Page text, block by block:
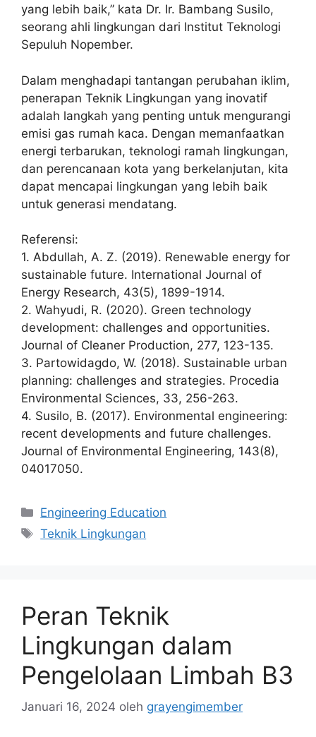
yang lebih baik,” kata Dr. Ir. Bambang Susilo,
seorang ahli lingkungan dari Institut Teknologi
Sepuluh Nopember.
Dalam menghadapi tantangan perubahan iklim,
penerapan Teknik Lingkungan yang inovatif
adalah langkah yang penting untuk mengurangi
emisi gas rumah kaca. Dengan memanfaatkan
energi terbarukan, teknologi ramah lingkungan,
dan perencanaan kota yang berkelanjutan, kita
dapat mencapai lingkungan yang lebih baik
untuk generasi mendatang.
Referensi:
1. Abdullah, A. Z. (2019). Renewable energy for
sustainable future. International Journal of
Energy Research, 43(5), 1899-1914.
2. Wahyudi, R. (2020). Green technology
development: challenges and opportunities.
Journal of Cleaner Production, 277, 123-135.
3. Partowidagdo, W. (2018). Sustainable urban
planning: challenges and strategies. Procedia
Environmental Sciences, 33, 256-263.
4. Susilo, B. (2017). Environmental engineering:
recent developments and future challenges.
Journal of Environmental Engineering, 143(8),
04017050.
Kategori
Engineering Education
Tag
Teknik Lingkungan
Peran Teknik
Lingkungan dalam
Pengelolaan Limbah B3
Januari 16, 2024 oleh grayengimember